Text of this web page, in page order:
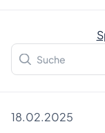
18.02.2025